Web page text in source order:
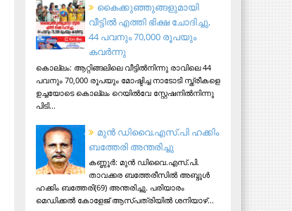
കൈക്കുഞ്ഞുങ്ങളുമായി
വീട്ടിൽ എത്തി ഭിക്ഷ ചോദിച്ചു,
44 പവനും 70,000 രൂപയും
കവർന്നു
കൊല്ലം: ആറ്റിങ്ങലിലെ വീട്ടിൽനിന്നു രാവിലെ 44
പവനും 70,000 രൂപയും മോഷ്ടിച്ച നാടോടി സ്ത്രീകളെ
ഉച്ചയോടെ കൊല്ലം റെയിൽവേ സ്റ്റേഷനിൽനിന്നു
പിടി...
മുന്‍ ഡിവൈ.എസ്.പി ഹക്കിം
ബത്തേരി അന്തരിച്ചു
കണ്ണൂര്‍: മുന്‍ ഡിവൈ.എസ്.പി.
താവക്കര ബത്തേരീസില്‍ അബ്ദുള്‍
ഹക്കിം ബത്തേരി(69) അന്തരിച്ചു. പരിയാരം
മെഡിക്കല്‍ കോളേജ് ആസ്​പത്രിയില്‍ ശനിയാഴ്...